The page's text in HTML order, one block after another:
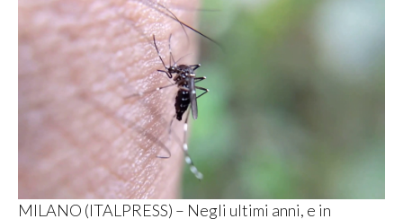
MILANO (ITALPRESS) – Negli ultimi anni, e in